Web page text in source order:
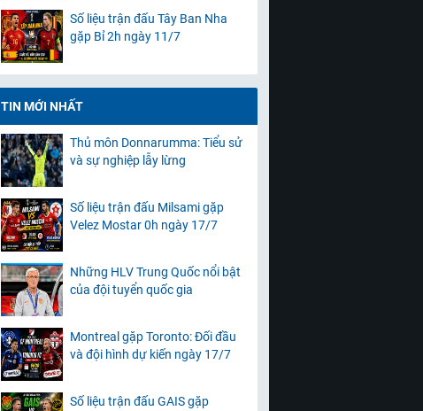
Số liệu trận đấu Tây Ban Nha
gặp Bỉ 2h ngày 11/7
TIN MỚI NHẤT
Thủ môn Donnarumma: Tiểu sử
và sự nghiệp lẫy lừng
Số liệu trận đấu Milsami gặp
Velez Mostar 0h ngày 17/7
Những HLV Trung Quốc nổi bật
của đội tuyển quốc gia
Montreal gặp Toronto: Đối đầu
và đội hình dự kiến ngày 17/7
Số liệu trận đấu GAIS gặp